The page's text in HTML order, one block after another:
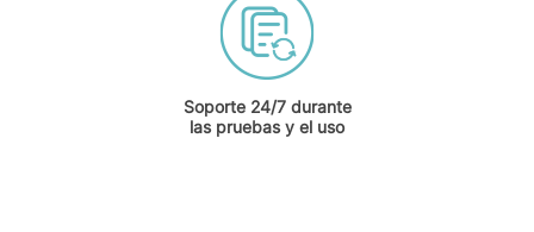
Soporte 24/7 durante
las pruebas y el uso